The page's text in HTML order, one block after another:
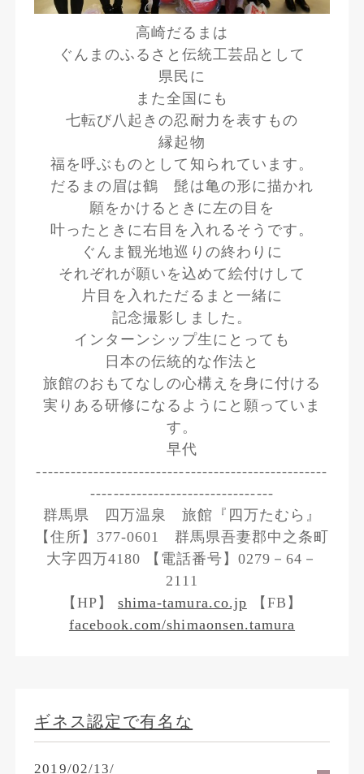
高崎だるまは
ぐんまのふるさと伝統工芸品として
県民に
また全国にも
七転び八起きの忍耐力を表すもの
縁起物
福を呼ぶものとして知られています。
だるまの眉は鶴 髭は亀の形に描かれ
願をかけるときに左の目を
叶ったときに右目を入れるそうです。
ぐんま観光地巡りの終わりに
それぞれが願いを込めて絵付けして
片目を入れただるまと一緒に
記念撮影しました。
インターンシップ生にとっても
日本の伝統的な作法と
旅館のおもてなしの心構えを身に付ける
実りある研修になるようにと願っていま
す。
早代
---------------------------------------------------
--------------------------------
群馬県 四万温泉 旅館『四万たむら』
【住所】377-0601 群馬県吾妻郡中之条町
大字四万4180 【電話番号】0279－64－
2111
【HP】shima-tamura.co.jp 【FB】
facebook.com/shimaonsen.tamura
ギネス認定で有名な
2019/02/13/